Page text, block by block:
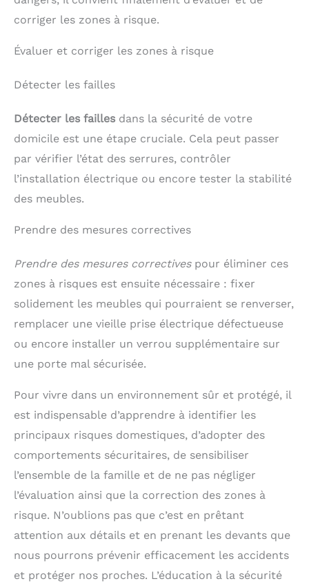
comportements sûrs de manière interactive.
ADAPTÉ POUR 2 À 8 JOUEURS : Preventodingo peut
se jouer en petits ou grands groupes, ce qui le rend
maternelle. Les parties courtes maintiennent
répéter les jeux pour renforcer les leçons apprises.
POUR ENFANT À PARTIR DE 3 ANS : Les jeux sont
des illustrations claires pour une compréhension
corriger les zones à risque.
Évaluer et corriger les zones à risque
Détecter les failles
Détecter les failles dans la sécurité de votre
domicile est une étape cruciale. Cela peut passer
par vérifier l’état des serrures, contrôler
l’installation électrique ou encore tester la stabilité
des meubles.
Prendre des mesures correctives
Prendre des mesures correctivespour éliminer ces
zones à risques est ensuite nécessaire : fixer
solidement les meubles qui pourraient se renverser,
remplacer une vieille prise électrique défectueuse
ou encore installer un verrou supplémentaire sur
une porte mal sécurisée.
Pour vivre dans un environnement sûr et protégé, il
est indispensable d’apprendre à identifier les
principaux risques domestiques, d’adopter des
comportements sécuritaires, de sensibiliser
l’ensemble de la famille et de ne pas négliger
l’évaluation ainsi que la correction des zones à
risque. N’oublions pas que c’est en prêtant
attention aux détails et en prenant les devants que
nous pourrons prévenir efficacement les accidents
et protéger nos proches. L’éducation à la sécurité